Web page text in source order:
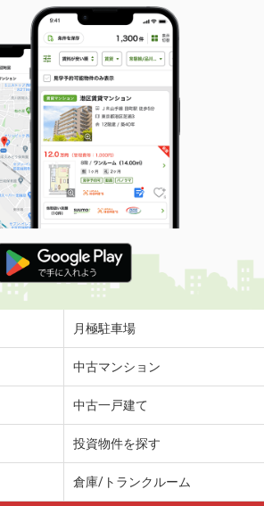
月極駐車場
中古マンション
中古一戸建て
投資物件を探す
倉庫/トランクルーム